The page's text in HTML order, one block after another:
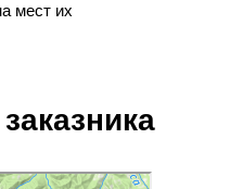
мест их